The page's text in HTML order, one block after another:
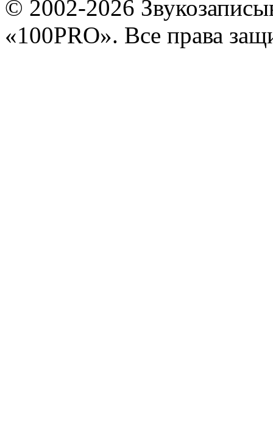
© 2002-2026
«100PRO». Все права